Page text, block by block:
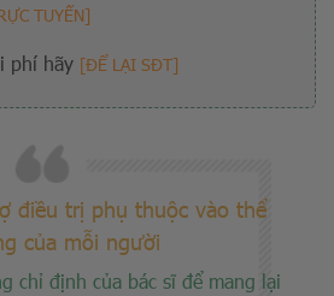
TUYẾN]
phí hãy [ĐỂ LẠI SĐT]
điều trị phụ thuộc vào thể
của mỗi người
chỉ định của bác sĩ để mang lại